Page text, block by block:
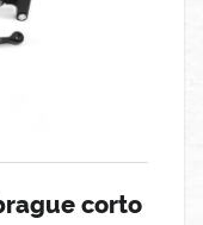
corto